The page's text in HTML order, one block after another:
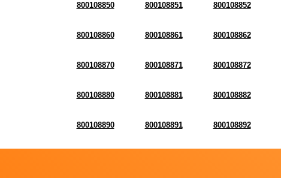
800108850 800108851 800108852
800108860 800108861 800108862
800108870 800108871 800108872
800108880 800108881 800108882
800108890 800108891 800108892